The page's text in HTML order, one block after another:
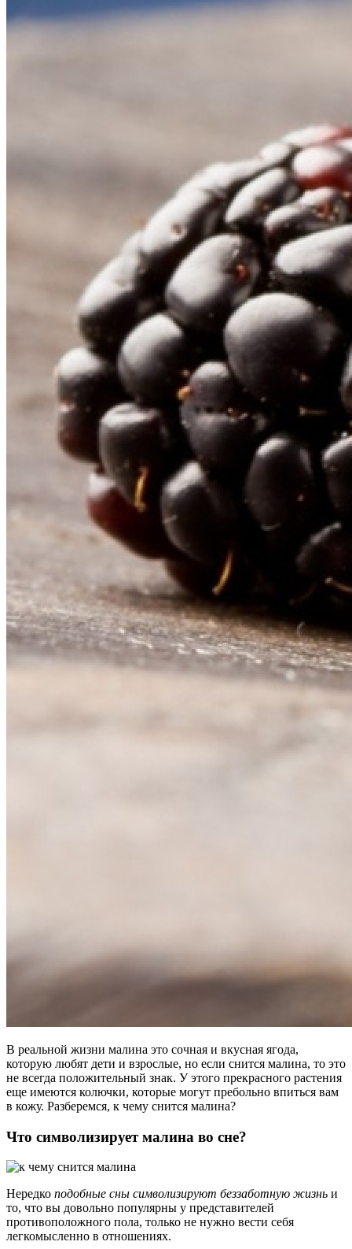
В реальной жизни малина это сочная и вкусная ягода,
которую любят дети и взрослые, но если снится малина, то это
не всегда положительный знак. У этого прекрасного растения
еще имеются колючки, которые могут пребольно впиться вам
в кожу. Разберемся, к чему снится малина?
Что символизирует малина во сне?
Нередко подобные сны символизируют беззаботную жизнь и
то, что вы довольно популярны у представителей
противоположного пола, только не нужно вести себя
легкомысленно в отношениях.